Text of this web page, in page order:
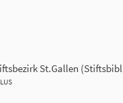
St.Gallen